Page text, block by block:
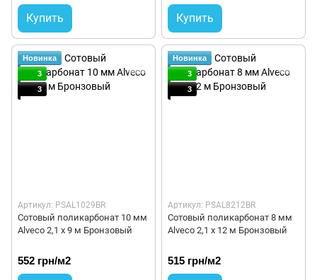
Купить Купить
Новинка
3
3
Артикул: PSAL1029BR
Сотовый поликарбонат 10 мм
Alveco 2,1 x 9 м Бронзовый
552 грн/м2
Новинка
3
3
Артикул: PSAL8212BR
Сотовый поликарбонат 8 мм
Alveco 2,1 x 12 м Бронзовый
515 грн/м2